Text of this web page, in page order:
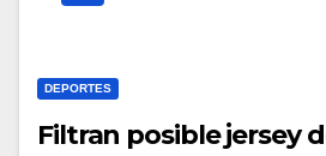
DEPORTES
Filtran posible jersey